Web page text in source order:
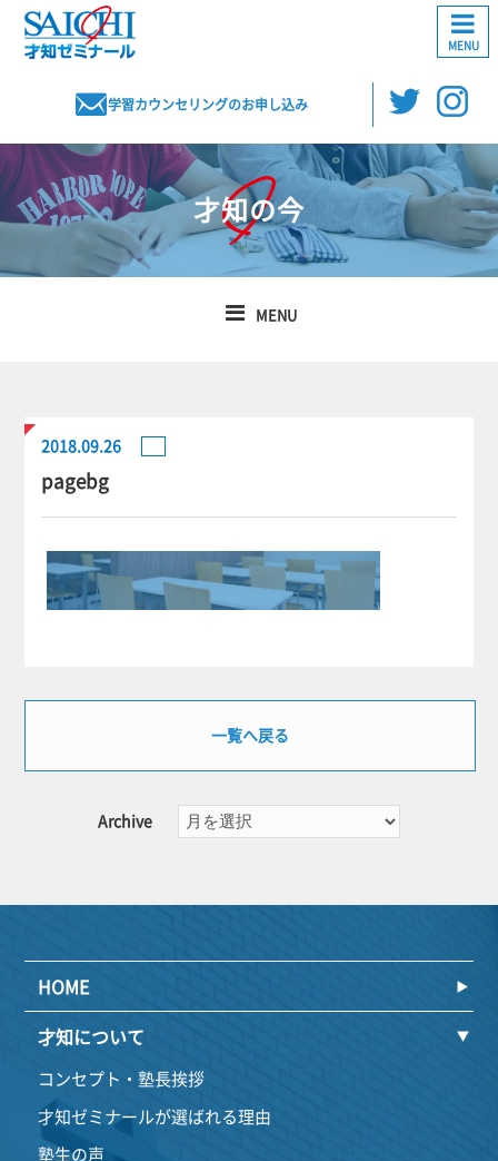
学習カウンセリングのお申し込み
MENU
才知の今
MENU
2018.09.26
pagebg
一覧へ戻る
Archive
HOME
才知について
コンセプト・塾長挨拶
才知ゼミナールが選ばれる理由
塾生の声